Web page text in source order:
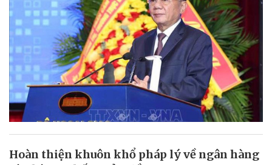
Hoàn thiện khuôn khổ pháp lý về ngân hàng